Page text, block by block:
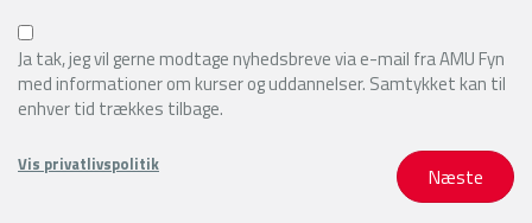
Ja tak, jeg vil gerne modtage nyhedsbreve via e-mail fra AMU Fyn
med informationer om kurser og uddannelser. Samtykket kan til
enhver tid trækkes tilbage.
Vis privatlivspolitik